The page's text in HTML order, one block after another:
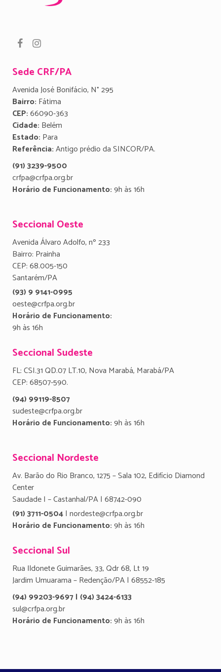
Sede CRF/PA
Avenida José Bonifácio, N° 295
Bairro: Fátima
CEP:66090-363
Cidade: Belém
Estado: Para
Referência:Antigo prédio da SINCOR/PA.
(91) 3239-9500
crfpa@crfpa.org.br
Horário de Funcionamento:9h às 16h
Seccional Oeste
Avenida Álvaro Adolfo, nº 233
Bairro: Prainha
CEP: 68.005-150
Santarém/PA
(93) 9 9141-0995
oeste@crfpa.org.br
Horário de Funcionamento:
9h às 16h
Seccional Sudeste
FL: CSI.31 QD.07 LT.10, Nova Marabá, Marabá/PA
CEP: 68507-590.
(94) 99119-8507
sudeste@crfpa.org.br
Horário de Funcionamento:9h às 16h
Seccional Nordeste
Av. Barão do Rio Branco, 1275 – Sala 102, Edifício Diamond
Center
Saudade I – Castanhal/PA | 68742-090
(91) 3711-0504| nordeste@crfpa.org.br
Horário de Funcionamento:9h às 16h
Seccional Sul
Rua Ildonete Guimarães, 33, Qdr 68, Lt 19
Jardim Umuarama – Redenção/PA | 68552-185
(94) 99203-9697 | (94) 3424-6133
sul@crfpa.org.br
Horário de Funcionamento:9h às 16h